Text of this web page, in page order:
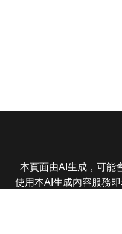
本頁面由AI生成，可能
使用本AI生成內容服務